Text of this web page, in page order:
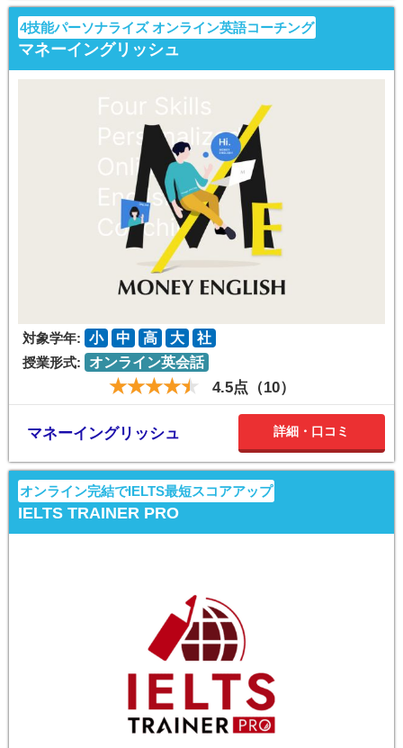
4技能パーソナライズ オンライン英語コーチング
マネーイングリッシュ
対象学年: 小 中 高 大
社
授業形式:
オンライン英会話
4.5点（10）
マネーイングリッシュ 詳細・口コミ
オンライン完結でIELTS最短スコアアップ
IELTS TRAINER PRO